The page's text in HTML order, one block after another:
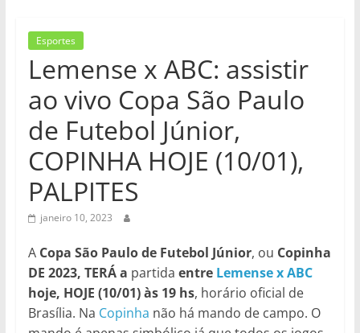
Esportes
Lemense x ABC: assistir
ao vivo Copa São Paulo
de Futebol Júnior,
COPINHA HOJE (10/01),
PALPITES
janeiro 10, 2023
A Copa São Paulo de Futebol Júnior, ou Copinha
DE 2023, TERÁ a partida entre Lemense x ABC
hoje, HOJE (10/01) às 19 hs, horário oficial de
Brasília. Na Copinha não há mando de campo. O